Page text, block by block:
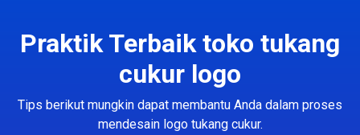
Praktik Terbaik toko tukang
cukur logo
Tips berikut mungkin dapat membantu Anda dalam proses
mendesain logo tukang cukur.